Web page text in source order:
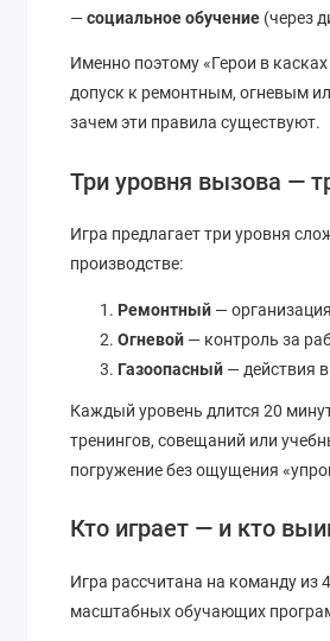
—социальное обучение (через
Именно поэтому «Герои в
допуск к ремонтным, огневым
зачем эти правила существуют.
Три уровня вызова —
Игра предлагает три уровня
производстве:
Ремонтный —
Огневой — контроль за
Газоопасный — действия
Каждый уровень длится 20
тренингов, совещаний или
погружение без ощущения
Кто играет — и кто
Игра рассчитана на команду из
масштабных обучающих